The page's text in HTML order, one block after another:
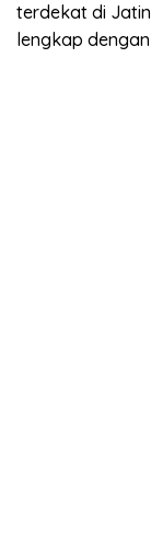
terdekat di
lengkap